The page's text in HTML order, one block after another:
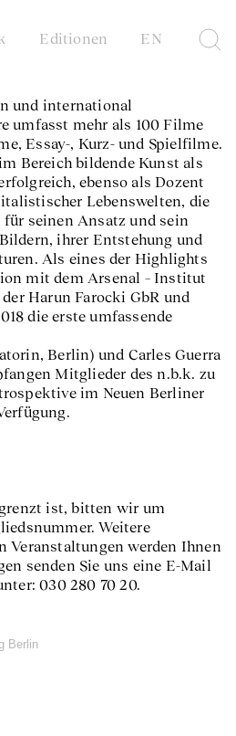
Editionen EN
und international
umfasst mehr als 100 Filme
Essay-, Kurz- und Spielfilme.
Bereich bildende Kunst als
ebenso als Dozent
Lebenswelten, die
seinen Ansatz und sein
ihrer Entstehung und
Als eines der Highlights
mit dem Arsenal – Institut
Harun Farocki GbR und
die erste umfassende
Berlin) und Carles Guerra
Mitglieder des n.b.k. zu
im Neuen Berliner
ist, bitten wir um
Weitere
werden Ihnen
senden Sie uns eine E-Mail
030 280 70 20.
Berlin